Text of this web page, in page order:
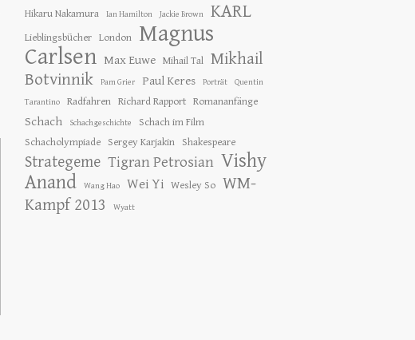
Hikaru Nakamura Ian Hamilton Jackie Brown KARL
Lieblingsbücher London
Magnus
Carlsen Max Euwe Mihail Tal Mikhail
Botvinnik
Pam Grier Paul Keres Porträt Quentin
Tarantino Radfahren Richard Rapport Romananfänge
Schach Schachgeschichte
Schach im Film
Schacholympiade
Sergey Karjakin Shakespeare
Strategeme Tigran Petrosian Vishy
Anand
Wang Hao Wei Yi Wesley So WM-
Kampf 2013
Wyatt